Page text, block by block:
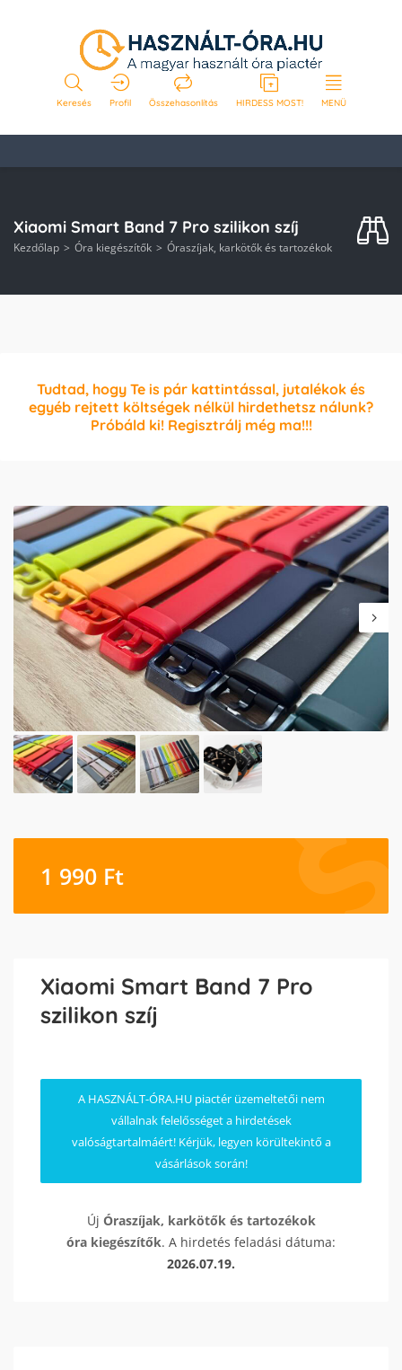
Keresés Profil Összehasonlítás HIRDESS MOST! MENÜ
Xiaomi Smart Band 7 Pro szilikon szíj
Kezdőlap Óra kiegészítők Óraszíjak, karkötők és tartozékok
Tudtad, hogy Te is pár kattintással, jutalékok és
egyéb rejtett költségek nélkül hirdethetsz nálunk?
Próbáld ki! Regisztrálj még ma!!!
1 990 Ft
Xiaomi Smart Band 7 Pro
szilikon szíj
A HASZNÁLT-ÓRA.HU piactér üzemeltetői nem
vállalnak felelősséget a hirdetések
valóságtartalmáért! Kérjük, legyen körültekintő a
vásárlások során!
Új Óraszíjak, karkötők és tartozékok
óra kiegészítők. A hirdetés feladási dátuma:
2026.07.19.